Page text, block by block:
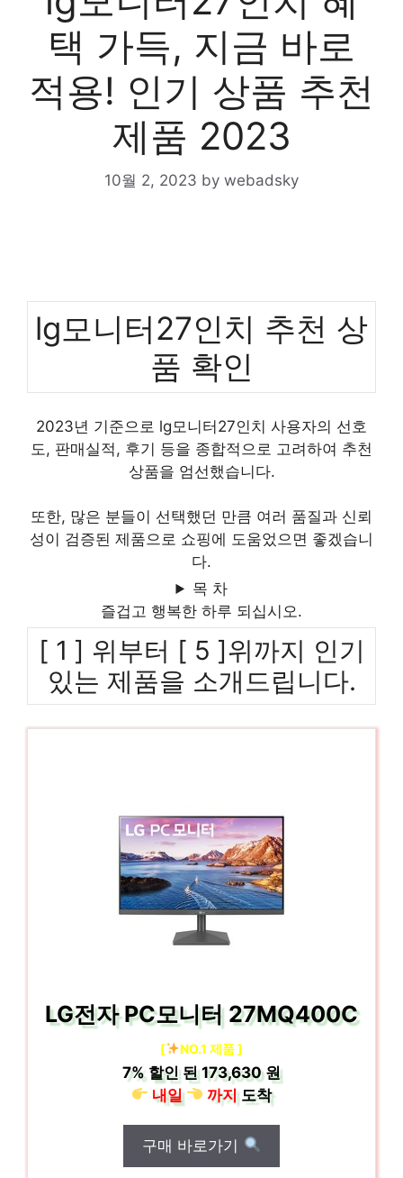
택 가득, 지금 바로
적용! 인기 상품 추천
제품 2023
10월 2, 2023 by webadsky
lg모니터27인치 추천 상
품 확인
2023년 기준으로 lg모니터27인치 사용자의 선호
도, 판매실적, 후기 등을 종합적으로 고려하여 추천
상품을 엄선했습니다.
또한, 많은 분들이 선택했던 만큼 여러 품질과 신뢰
성이 검증된 제품으로 쇼핑에 도움었으면 좋겠습니
다.
목 차
즐겁고 행복한 하루 되십시오.
[ 1 ] 위부터 [ 5 ]위까지 인기
있는 제품을 소개드립니다.
LG전자 PC모니터 27MQ400C
[ NO.1 제품 ]
7% 할인 된173,630 원
내일
까지도착
구매 바로가기